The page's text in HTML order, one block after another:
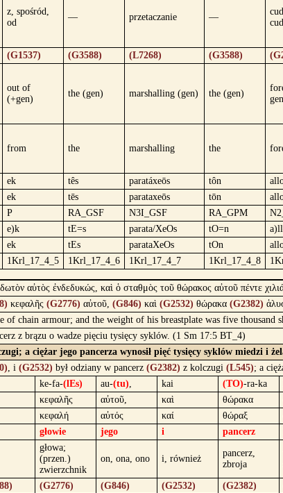
z, spośród,
od
— przetaczanie —
(G1537) (G3588) (L7268) (G3588)
out of
(+gen)
the (gen) marshalling (gen) the (gen)
from the marshalling the
ek tês paratáxeōs tôn
ek tēs parataxeōs tōn
P RA_GSF N3I_GSF RA_GPM
e)k tE=s parata/XeOs tO=n
ek tEs parataXeOs tOn
1Krl_17_4_5 1Krl_17_4_6 1Krl_17_4_7 1Krl_17_4_8
αὐτὸς ἐνδεδυκώς, καὶ ὁ σταθμὸς τοῦ θώρακος αὐτοῦ πέντε
κεφαλῆς (G2776) αὐτοῦ, (G846) καὶ (G2532) θώρακα (G2382)
of chain armour; and the weight of his breastplate was five thousand
z brązu o wadze pięciu tysięcy syklów. (1 Sm 17:5 BT_4)
a ciężar jego pancerza wynosił pięć tysięcy syklów miedzi i
, i (G2532) był odziany w pancerz (G2382) z kolczugi (L545); a
ke-fa-(lEs) au-(tu), kai (TO)-ra-ka
κεφαλῆς αὐτοῦ, καὶ θώρακα
κεφαλή αὐτός καί θώραξ
głowie jego i pancerz
głowa;
(przen.)
zwierzchnik
on, ona, ono i, również
pancerz,
zbroja
(G2776) (G846) (G2532) (G2382)